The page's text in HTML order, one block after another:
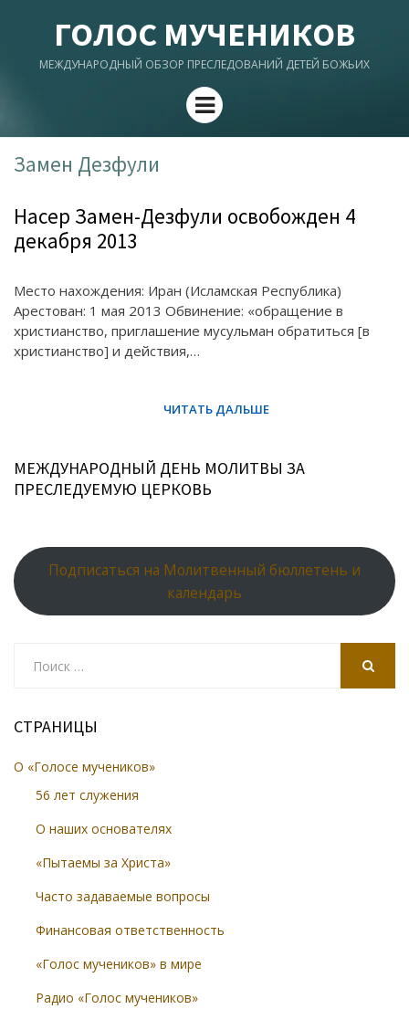
ГОЛОС МУЧЕНИКОВ
МЕЖДУНАРОДНЫЙ ОБЗОР ПРЕСЛЕДОВАНИЙ ДЕТЕЙ БОЖЬИХ
Menu
Замен Дезфули
Насер Замен-Дезфули освобожден 4
декабря 2013
Место нахождения: Иран (Исламская Республика)
Арестован: 1 мая 2013 Обвинение: «обращение в
христианство, приглашение мусульман обратиться [в
христианство] и действия,…
МЕЖДУНАРОДНЫЙ ДЕНЬ МОЛИТВЫ ЗА
ПРЕСЛЕДУЕМУЮ ЦЕРКОВЬ
Подписаться на Молитвенный бюллетень и
календарь
СТРАНИЦЫ
О «Голосе мучеников»
56 лет служения
О наших основателях
«Пытаемы за Христа»
Часто задаваемые вопросы
Финансовая ответственность
«Голос мучеников» в мире
Радио «Голос мучеников»